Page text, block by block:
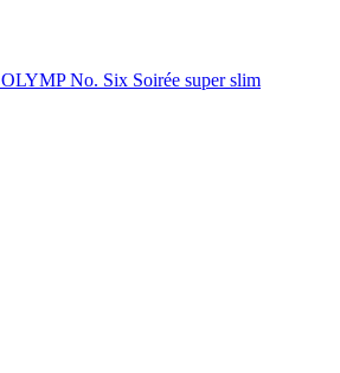
OLYMP No. Six Soirée super slim